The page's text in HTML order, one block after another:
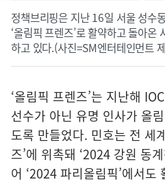
정책브리핑은 지난 16일 서울 성수
‘올림픽 프렌즈’로 활약하고 돌아온
하고 있다.(사진=SM엔터테인먼트
‘올림픽 프렌즈’는 지난해
선수가 아닌 유명 인사가 올
도록 만들었다. 민호는 전 세
즈’에 위촉돼 ‘2024 강원 동
어 ‘2024 파리올림픽’에서도